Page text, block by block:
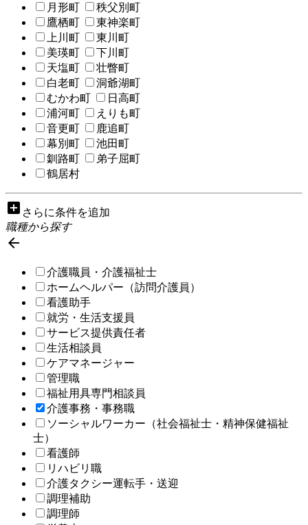
月形町
秩父別町
鷹栖町
東神楽町
上川町
東川町
美瑛町
下川町
天塩町
壮瞥町
白老町
洞爺湖町
むかわ町
日高町
浦河町
えりも町
音更町
鹿追町
幕別町
池田町
釧路町
弟子屈町
鶴居村
add_box さらに条件を追加
職種から探す

介護職員・介護福祉士
ホームヘルパー（訪問介護員）
看護助手
就労・生活支援員
サービス提供責任者
生活相談員
ケアマネージャー
管理職
福祉用具専門相談員
介護事務・事務職
ソーシャルワーカー（社会福祉士・精神保健福祉
士）
看護師
リハビリ職
介護タクシー運転手・送迎
調理補助
調理師